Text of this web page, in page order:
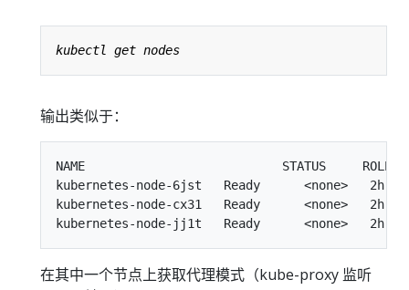
输出类似于：
NAME                           STATUS     ROLES
kubernetes-node-6jst   Ready      <none>   2h
kubernetes-node-cx31   Ready      <none>   2h
在其中一个节点上获取代理模式（kube-proxy 监听